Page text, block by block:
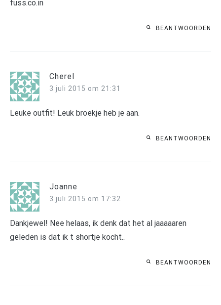
fuss.co.in
BEANTWOORDEN
Cherel
3 juli 2015 om 21:31
Leuke outfit! Leuk broekje heb je aan.
BEANTWOORDEN
Joanne
3 juli 2015 om 17:32
Dankjewel! Nee helaas, ik denk dat het al jaaaaaren
geleden is dat ik t shortje kocht..
BEANTWOORDEN